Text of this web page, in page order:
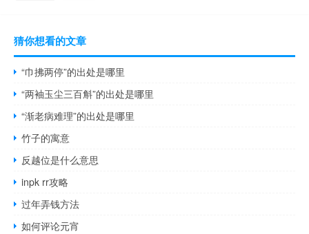
猜你想看的文章
“巾拂两停”的出处是哪里
“两袖玉尘三百斛”的出处是哪里
“渐老病难理”的出处是哪里
竹子的寓意
反越位是什么意思
inpk rr攻略
过年弄钱方法
如何评论元宵